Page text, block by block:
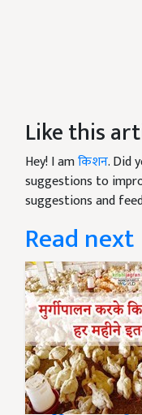
Like this
Hey! I amकिशन. Did
suggestions to
suggestions and
Read next